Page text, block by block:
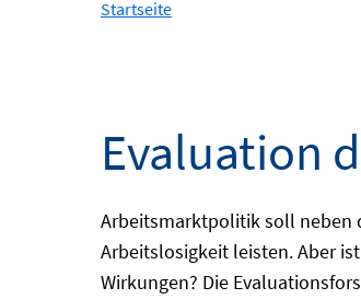
Startseite
Evaluation
Arbeitsmarktpolitik soll neben
Arbeitslosigkeit leisten. Aber
Wirkungen? Die